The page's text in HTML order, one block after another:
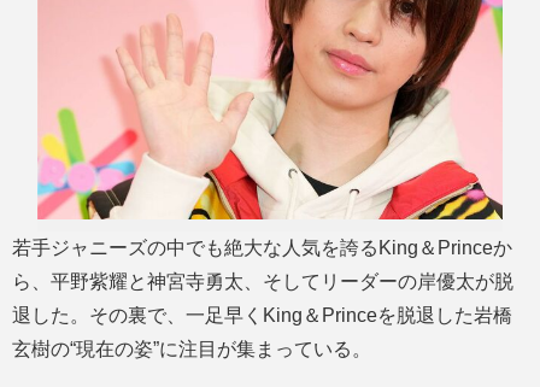
若手ジャニーズの中でも絶大な人気を誇るKing＆Princeか
ら、平野紫耀と神宮寺勇太、そしてリーダーの岸優太が脱
退した。その裏で、一足早くKing＆Princeを脱退した岩橋
玄樹の“現在の姿”に注目が集まっている。